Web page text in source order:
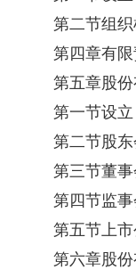
第二节组织
第四章有限
第五章股份
第一节设立
第二节股东
第三节董事
第四节监事
第五节上市
第六章股份